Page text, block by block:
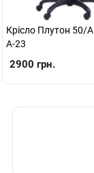
Крiсло Плутон 50/
А-23
2900 грн.